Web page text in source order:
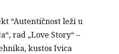
“Autentičnost leži u
rad „Love Story“ –
kustos Ivica